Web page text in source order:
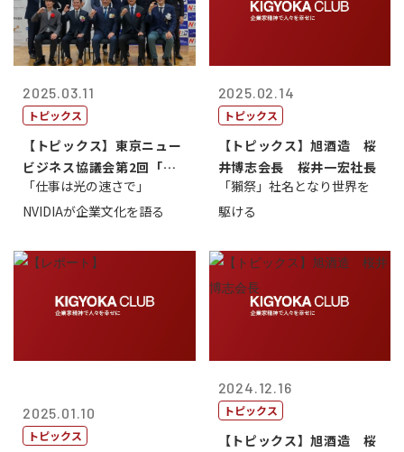
2025.03.11
トピックス
【トピックス】東京ニュー
ビジネス協議会第2回「起
業から成功へ...
「仕事は光の速さで」
NVIDIAが企業文化を語る
2025.02.14
トピックス
【トピックス】旭酒造 桜
井博志会長 桜井一宏社長
「獺祭」社名となり世界を
駆ける
2025.01.10
トピックス
2024.12.16
トピックス
【トピックス】旭酒造 桜